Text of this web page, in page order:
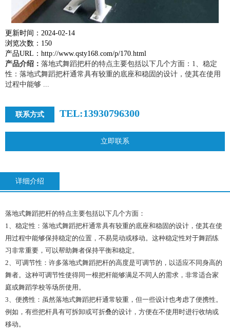
更新时间：2024-02-14
浏览次数：150
产品URL：http://www.qsty168.com/p/170.html
产品介绍： 落地式舞蹈把杆的特点主要包括以下几个方面：1、稳定
性：落地式舞蹈把杆通常具有较重的底座和稳固的设计，使其在使用
过程中能够 ...
联系方式 TEL:13930796300
立即联系
详细介绍
落地式舞蹈把杆的特点主要包括以下几个方面：
1、稳定性：落地式舞蹈把杆通常具有较重的底座和稳固的设计，使其在使
用过程中能够保持稳定的位置，不易晃动或移动。这种稳定性对于舞蹈练
习非常重要，可以帮助舞者保持平衡和稳定。
2、可调节性：许多落地式舞蹈把杆的高度是可调节的，以适应不同身高的
舞者。这种可调节性使得同一根把杆能够满足不同人的需求，非常适合家
庭或舞蹈学校等场所使用。
3、便携性：虽然落地式舞蹈把杆通常较重，但一些设计也考虑了便携性。
例如，有些把杆具有可拆卸或可折叠的设计，方便在不使用时进行收纳或
移动。